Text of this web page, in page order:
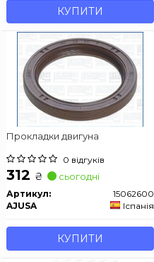
КУПИТИ
Прокладки двигуна
0 відгуків
312 ₴ сьогодні
Артикул:
15062600
AJUSA
Іспанія
КУПИТИ